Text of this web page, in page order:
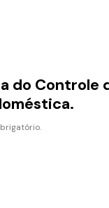
do Controle